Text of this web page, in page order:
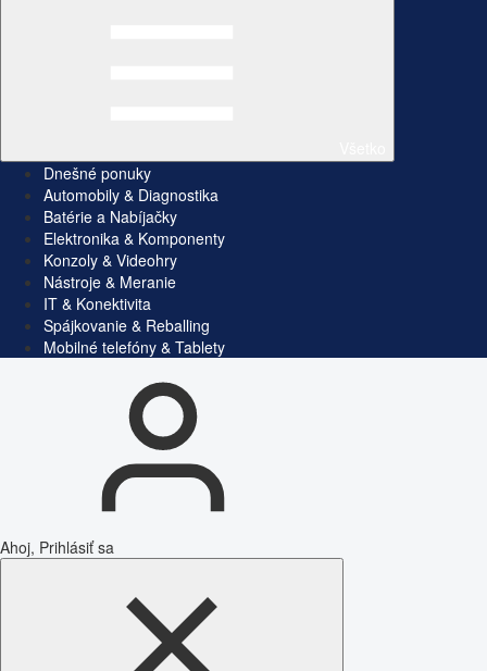
Dnešné ponuky
Automobily & Diagnostika
Batérie a Nabíjačky
Elektronika & Komponenty
Konzoly & Videohry
Nástroje & Meranie
IT & Konektivita
Spájkovanie & Reballing
Mobilné telefóny & Tablety
Ahoj, Prihlásiť sa